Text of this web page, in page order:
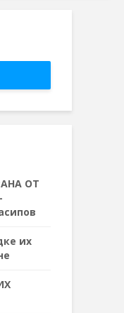
ОТ
их